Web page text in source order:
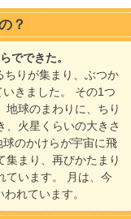
？
でできた。
ちりが集まり、ぶつか
きました。 その1つ
地球のまわりに、ちり
、火星くらいの大きさ
のかけらが宇宙に飛
集まり、再びかたまり
ています。 月は、今
れています。